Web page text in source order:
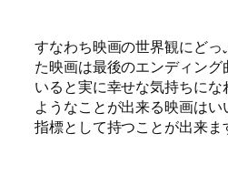
すなわち映画の世界観にど
た映画は最後のエンディン
いると実に幸せな気持ちに
ようなことが出来る映画は
指標として持つことが出来ま